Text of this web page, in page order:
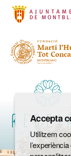
Accepta
Utilitzem